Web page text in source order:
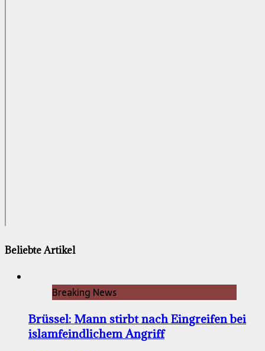
Beliebte Artikel
Breaking News
Brüssel: Mann stirbt nach Eingreifen bei
islamfeindlichem Angriff